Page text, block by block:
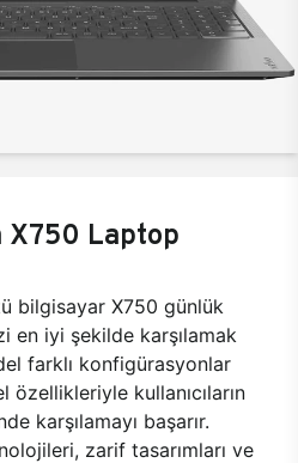
X750 Laptop
bilgisayar X750 günlük
en iyi şekilde karşılamak
farklı konfigürasyonlar
kullanıcıların
karşılamayı başarır.
zarif tasarımları ve